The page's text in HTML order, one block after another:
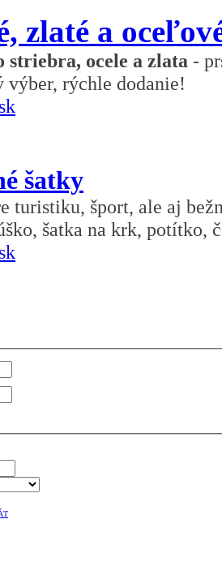
zlaté a
striebra, ocele a zlata -
výber, rýchle dodanie!
šatky
turistiku, šport, ale aj
šatka na krk, potítko,